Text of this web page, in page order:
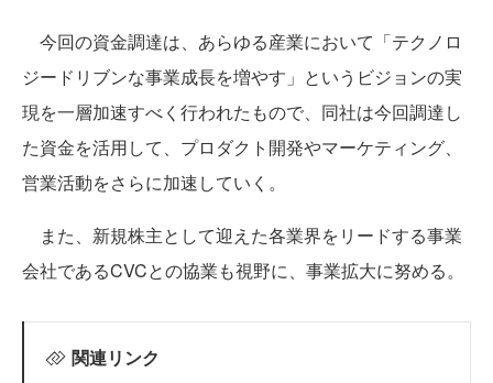
今回の資金調達は、あらゆる産業において「テクノロ
ジードリブンな事業成長を増やす」というビジョンの実
現を一層加速すべく行われたもので、同社は今回調達し
た資金を活用して、プロダクト開発やマーケティング、
営業活動をさらに加速していく。
また、新規株主として迎えた各業界をリードする事業
会社であるCVCとの協業も視野に、事業拡大に努める。
関連リンク